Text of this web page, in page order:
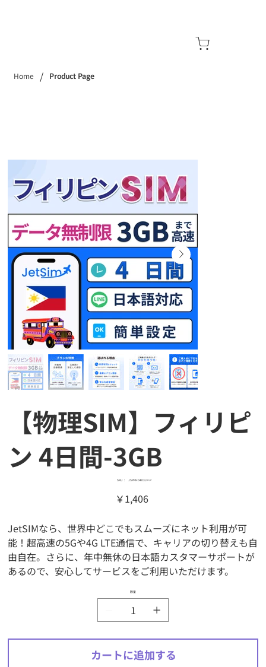
Home / Product Page
【物理SIM】フィリピ
ン 4日間-3GB
SKU：
SKU：
P
JSPPH0403JP-P
価
格
￥1,406
JetSIMなら、世界中どこでもスムーズにネット利用が可
能！超高速の5Gや4G LTE通信で、キャリアの切り替えも自
由自在。さらに、年中無休の日本語カスタマーサポートが
あるので、安心してサービスをご利用いただけます。
数量
カートに追加する